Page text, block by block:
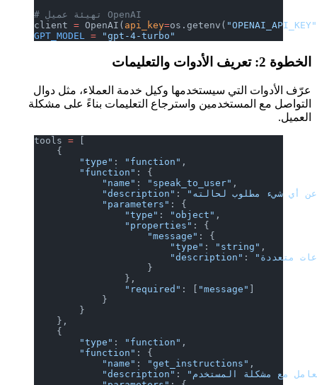
# تهيئة عميل OpenAI
client OpenAI(api_key=os.getenv(
GPT_MODEL = "gpt-4-turbo"
الخطوة 2: تعريف الأدوات والتعليمات
عرّف الأدوات التي سيستخدمها وكيل خدمة العملاء، مثل دوال
التواصل مع المستخدمين واسترجاع التعليمات بناءً على مشكلة
العميل.
tools
[
    {
        "type"
: "function"
        "function"
: {
            "name"
: "speak_to_user"
            "description"
:
            "parameters"
: {
                "type"
: "object"
                "properties"
: {
                    "message"
: {
                        "type"
: "string"
                        "description"
:
                    }
                },
                "required"
: ["message"
            }
        }
    },
    {
        "type"
: "function"
        "function"
: {
            "name"
: "get_instructions"
            "description"
: